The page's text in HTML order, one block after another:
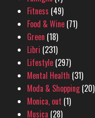
Fitness (49)
Food & Wine (71)
Green (18)
Libri (231)
Lifestyle (297)
Mental Health (31)
Moda & Shopping(20)
Monica, out (1)
Musica (28)